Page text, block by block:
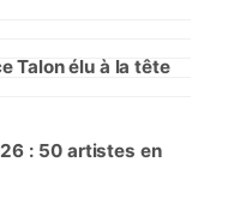
Talon élu à la tête
: 50 artistes en